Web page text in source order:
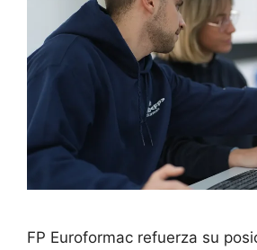
FP Euroformac refuerza su